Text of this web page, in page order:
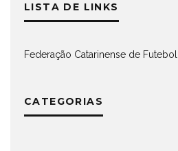
LISTA DE LINKS
Federação Catarinense de Futebol
CATEGORIAS